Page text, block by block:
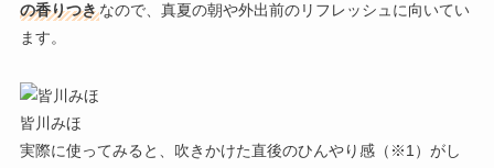
の香りつきなので、真夏の朝や外出前のリフレッシュに向いてい
ます。
皆川みほ
実際に使ってみると、吹きかけた直後のひんやり感（※1）がし